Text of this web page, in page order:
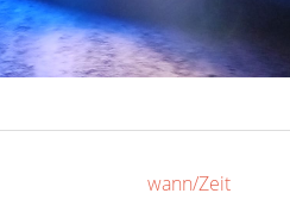
wann/Zeit